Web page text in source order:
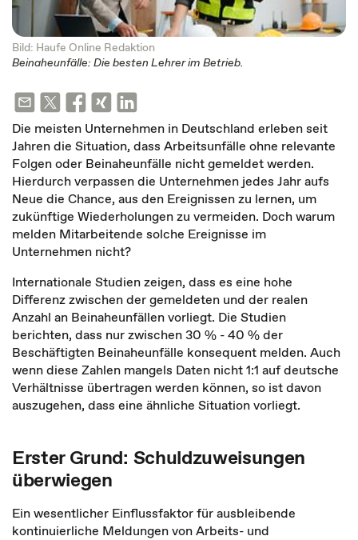
Bild: Haufe Online Redaktion
Beinaheunfälle: Die besten Lehrer im Betrieb.
Die meisten Unternehmen in Deutschland erleben seit
Jahren die Situation, dass Arbeitsunfälle ohne relevante
Folgen oder Beinaheunfälle nicht gemeldet werden.
Hierdurch verpassen die Unternehmen jedes Jahr aufs
Neue die Chance, aus den Ereignissen zu lernen, um
zukünftige Wiederholungen zu vermeiden. Doch warum
melden Mitarbeitende solche Ereignisse im
Unternehmen nicht?
Internationale Studien zeigen, dass es eine hohe
Differenz zwischen der gemeldeten und der realen
Anzahl an Beinaheunfällen vorliegt. Die Studien
berichten, dass nur zwischen 30 % - 40 % der
Beschäftigten Beinaheunfälle konsequent melden. Auch
wenn diese Zahlen mangels Daten nicht 1:1 auf deutsche
Verhältnisse übertragen werden können, so ist davon
auszugehen, dass eine ähnliche Situation vorliegt.
Erster Grund: Schuldzuweisungen
überwiegen
Ein wesentlicher Einflussfaktor für ausbleibende
kontinuierliche Meldungen von Arbeits- und